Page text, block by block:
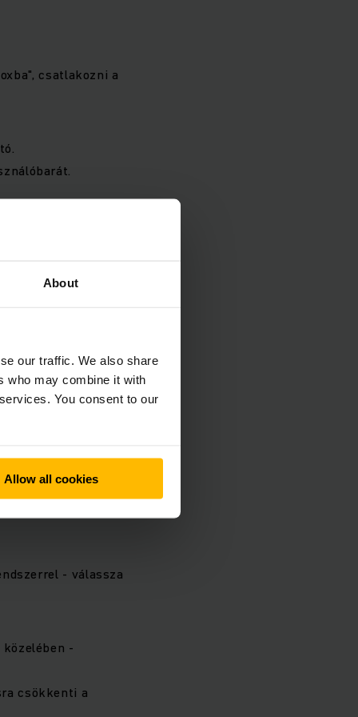
About
our traffic. We also share
who may combine it with
You consent to our
Allow all cookies
csatlakozni a
lehetővé pár
- válassza
-
csökkenti a